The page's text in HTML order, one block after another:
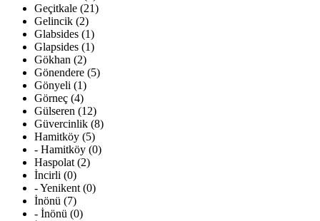
Geçitkale (21)
Gelincik (2)
Glabsides (1)
Glapsides (1)
Gökhan (2)
Gönendere (5)
Gönyeli (1)
Görneç (4)
Gülseren (12)
Güvercinlik (8)
Hamitköy (5)
- Hamitköy (0)
Haspolat (2)
İncirli (0)
- Yenikent (0)
İnönü (7)
- İnönü (0)